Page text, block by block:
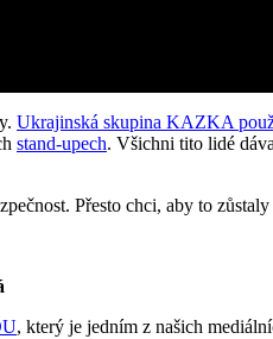
Ukrajinská skupina KAZKA
stand-upech. Všichni tito lidé
Přesto chci, aby to
, který je jedním z našich